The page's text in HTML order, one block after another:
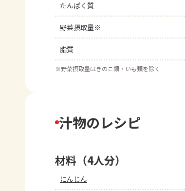
たんぱく質
野菜摂取量※
脂質
※野菜摂取量はきのこ類・いも類を除く
汁物のレシピ
材料（4人分）
にんじん